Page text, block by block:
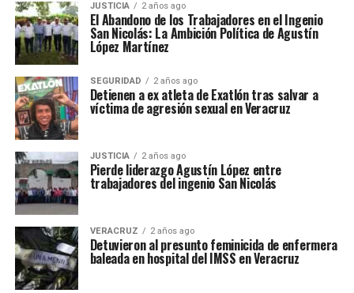
JUSTICIA 2 años ago
El Abandono de los Trabajadores en el Ingenio
San Nicolás: La Ambición Política de Agustín
López Martínez
SEGURIDAD 2 años ago
Detienen a ex atleta de Exatlón tras salvar a
víctima de agresión sexual en Veracruz
JUSTICIA 2 años ago
Pierde liderazgo Agustín López entre
trabajadores del ingenio San Nicolás
VERACRUZ 2 años ago
Detuvieron al presunto feminicida de enfermera
baleada en hospital del IMSS en Veracruz